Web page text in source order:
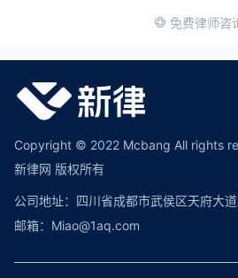
免费律师咨
Copyright © 2022 Mcbang All rights
新律网 版权所有
公司地址：四川省成都市武侯区天府大
邮箱：Miao@1aq.com